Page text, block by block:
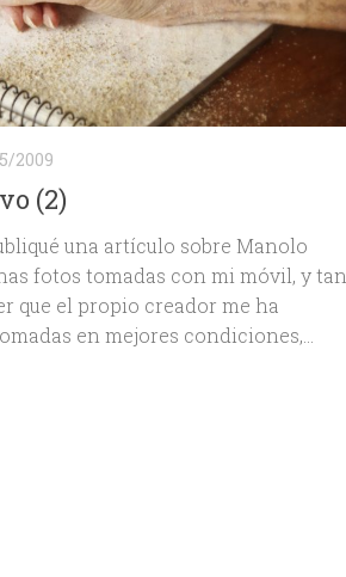
2009
(2)
una artículo sobre Manolo
fotos tomadas con mi móvil, y tan
que el propio creador me ha
en mejores condiciones,...